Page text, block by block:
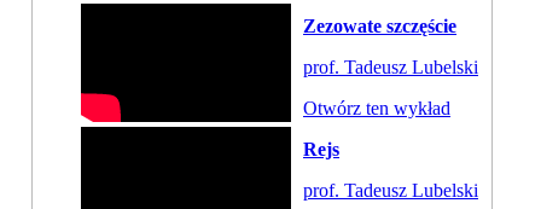
Zezowate szczęście
prof. Tadeusz Lubelski
Otwórz ten wykład
Rejs
prof. Tadeusz Lubelski